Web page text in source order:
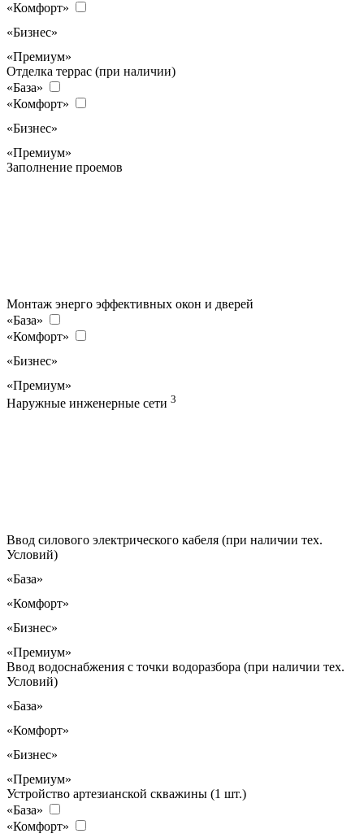
«Комфорт»
«Бизнес»
«Премиум»
Отделка террас (при наличии)
«База»
«Комфорт»
«Бизнес»
«Премиум»
Заполнение проемов
Монтаж энерго эффективных окон и дверей
«База»
«Комфорт»
«Бизнес»
«Премиум»
Наружные инженерные сети 3
Ввод силового электрического кабеля (при наличии тех.
Условий)
«База»
«Комфорт»
«Бизнес»
«Премиум»
Ввод водоснабжения с точки водоразбора (при наличии тех.
Условий)
«База»
«Комфорт»
«Бизнес»
«Премиум»
Устройство артезианской скважины (1 шт.)
«База»
«Комфорт»